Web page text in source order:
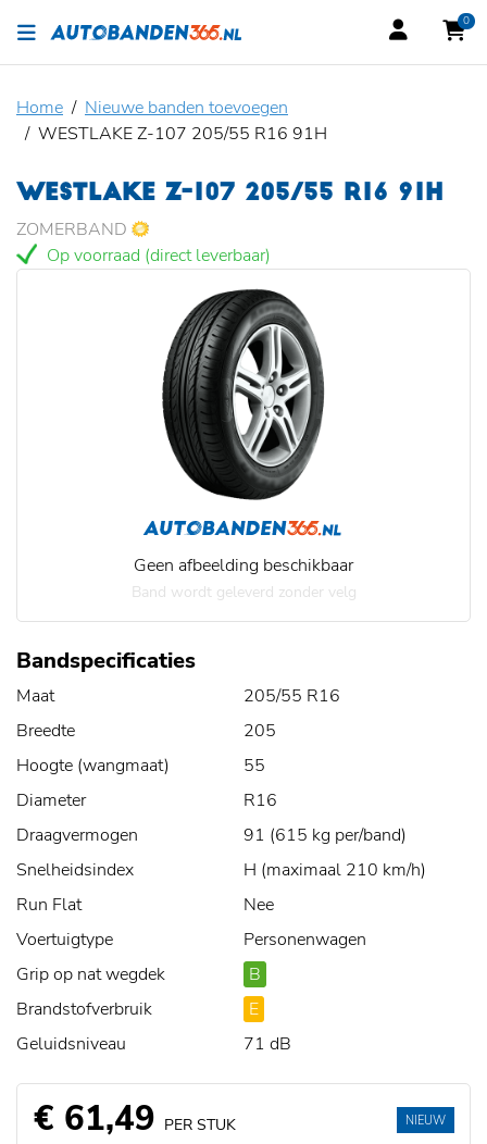
0
Home
Nieuwe banden toevoegen
WESTLAKE Z-107 205/55 R16 91H
WESTLAKE Z-107 205/55 R16 91H
ZOMERBAND
Op voorraad (direct leverbaar)
Geen afbeelding beschikbaar
Band wordt geleverd zonder velg
Bandspecificaties
Maat
205/55 R16
Breedte
205
Hoogte (wangmaat)
55
Diameter
R16
Draagvermogen
91 (615 kg per/band)
Snelheidsindex
H (maximaal 210 km/h)
Run Flat
Nee
Voertuigtype
Personenwagen
Grip op nat wegdek
B
Brandstofverbruik
E
Geluidsniveau
71 dB
€ 61,49 PER STUK NIEUW